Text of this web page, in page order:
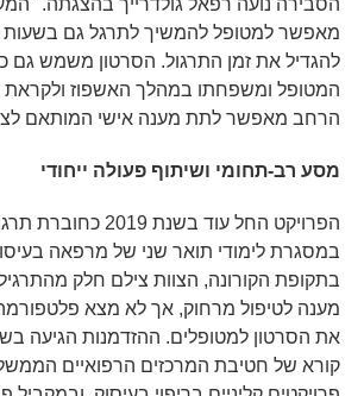
הסבירה נועה רפאל גולדרייך בהצגתה.
מאפשר למטופל להמשיך לתרגל גם בשעות
להגדיל את זמן התרגול. הסרטון משמש
המטופל ומשפחתו במהלך האשפוז ולקראת
הרחב מאפשר לתת מענה אישי המותאם
מסע רב-תחומי ושיתוף פעולה ייחודי
הפרויקט החל עוד בשנת
במסגרת לימודי תואר שני של מרפאה
בתקופת הקורונה, הצוות צילם חלק
מענה לטיפול מרחוק, אך לא מצא
קורא של חטיבת המרכזים הרפואיים